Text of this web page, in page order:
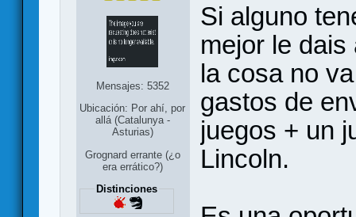
Mensajes: 5352
Ubicación: Por ahí, por
allá (Catalunya -
Asturias)
Grognard errante (¿o
era errático?)
Distinciones
Si alguno
mejor le
la cosa no
gastos de
juegos + un
Lincoln.